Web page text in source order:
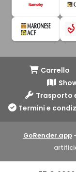
Carrello
Trasporto
Termini e
GoRender.app